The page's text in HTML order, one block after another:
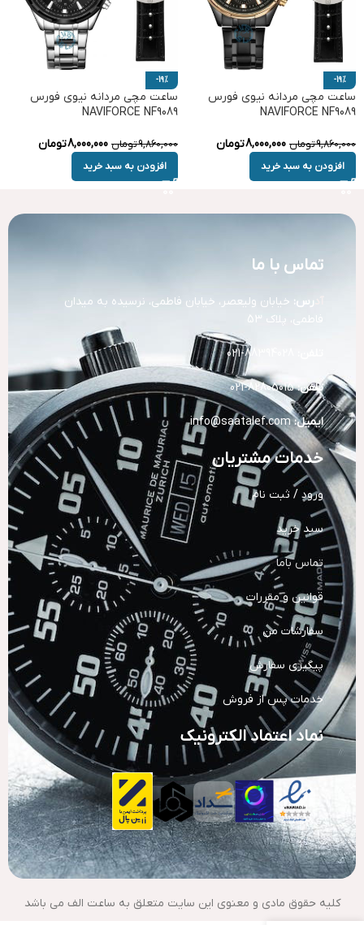
-19%
ساعت مچی مردانه نیوی فورس
NAVIFORCE NF9089
9,860,000تومان 8,000,000تومان
افزودن به سبد خرید
-19%
ساعت مچی مردانه نیوی فورس
NAVIFORCE NF9089
9,860,000تومان 8,000,000تومان
افزودن به سبد خرید
تماس با ما
رس: خیابان ولیعصر، خیابان فاطمی، نرسیده به میدان
فاطمی، پلاک 53
تلفن:82805015-021
ایمیل: info@saatalef.com
خدمات مشتریان
ورود / ثبت نام
سبد خرید
تماس باما
قوانین و مقررات
سفارشات من
پیگیری سفارش
خدمات پس از فروش
نماد اعتماد الکترونیک
کلیه حقوق مادی و معنوی این سایت متعلق به ساعت الف می باشد